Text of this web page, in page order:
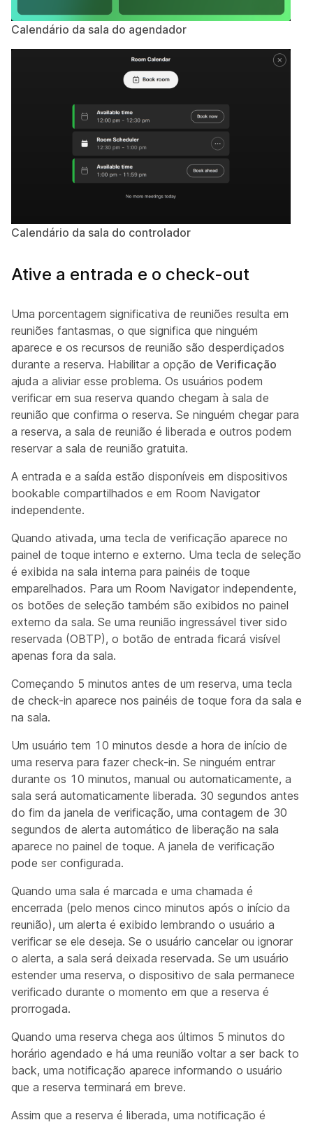
Calendário da sala do agendador
Calendário da sala do controlador
Ative a entrada e o check-out
Uma porcentagem significativa de reuniões resulta em
reuniões fantasmas, o que significa que ninguém
aparece e os recursos de reunião são desperdiçados
durante a reserva. Habilitar a opção de Verificação
ajuda a aliviar esse problema. Os usuários podem
verificar em sua reserva quando chegam à sala de
reunião que confirma o reserva. Se ninguém chegar para
a reserva, a sala de reunião é liberada e outros podem
reservar a sala de reunião gratuita.
A entrada e a saída estão disponíveis em dispositivos
bookable compartilhados e em Room Navigator
independente.
Quando ativada, uma tecla de verificação aparece no
painel de toque interno e externo. Uma tecla de seleção
é exibida na sala interna para painéis de toque
emparelhados. Para um Room Navigator independente,
os botões de seleção também são exibidos no painel
externo da sala. Se uma reunião ingressável tiver sido
reservada (OBTP), o botão de entrada ficará visível
apenas fora da sala.
Começando 5 minutos antes de um reserva, uma tecla
de check-in aparece nos painéis de toque fora da sala e
na sala.
Um usuário tem 10 minutos desde a hora de início de
uma reserva para fazer check-in. Se ninguém entrar
durante os 10 minutos, manual ou automaticamente, a
sala será automaticamente liberada. 30 segundos antes
do fim da janela de verificação, uma contagem de 30
segundos de alerta automático de liberação na sala
aparece no painel de toque. A janela de verificação
pode ser configurada.
Quando uma sala é marcada e uma chamada é
encerrada (pelo menos cinco minutos após o início da
reunião), um alerta é exibido lembrando o usuário a
verificar se ele deseja. Se o usuário cancelar ou ignorar
o alerta, a sala será deixada reservada. Se um usuário
estender uma reserva, o dispositivo de sala permanece
verificado durante o momento em que a reserva é
prorrogada.
Quando uma reserva chega aos últimos 5 minutos do
horário agendado e há uma reunião voltar a ser back to
back, uma notificação aparece informando o usuário
que a reserva terminará em breve.
Assim que a reserva é liberada, uma notificação é